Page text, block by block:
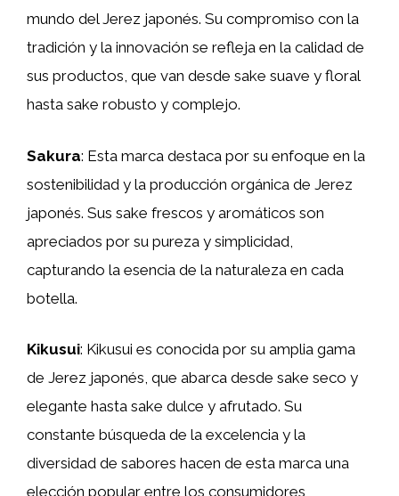
mundo del Jerez japonés. Su compromiso con la
tradición y la innovación se refleja en la calidad de
sus productos, que van desde sake suave y floral
hasta sake robusto y complejo.
Sakura: Esta marca destaca por su enfoque en la
sostenibilidad y la producción orgánica de Jerez
japonés. Sus sake frescos y aromáticos son
apreciados por su pureza y simplicidad,
capturando la esencia de la naturaleza en cada
botella.
Kikusui: Kikusui es conocida por su amplia gama
de Jerez japonés, que abarca desde sake seco y
elegante hasta sake dulce y afrutado. Su
constante búsqueda de la excelencia y la
diversidad de sabores hacen de esta marca una
elección popular entre los consumidores